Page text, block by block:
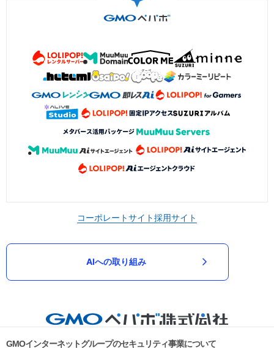
コーポレートサイト採用サイト
AIへの取り組み
GMOインターネットグループのセキュリティ事業について